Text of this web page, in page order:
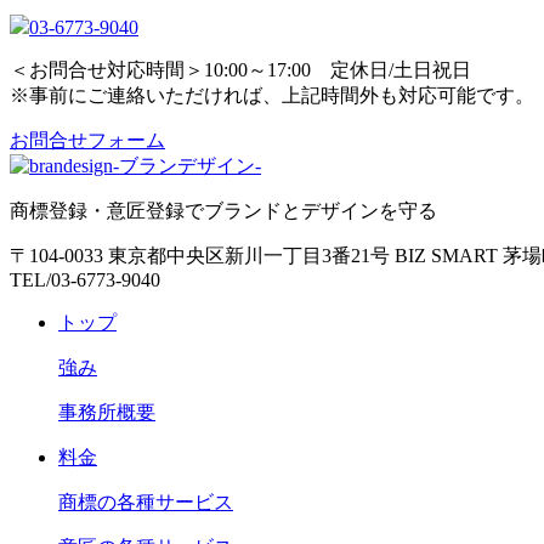
03-6773-9040
＜お問合せ対応時間＞10:00～17:00 定休日/土日祝日
※事前にご連絡いただければ、上記時間外も対応可能です。
お問合せフォーム
商標登録・意匠登録でブランドとデザインを守る
〒104-0033 東京都中央区新川一丁目3番21号 BIZ SMART 茅
TEL/03-6773-9040
トップ
強み
事務所概要
料金
商標の各種サービス